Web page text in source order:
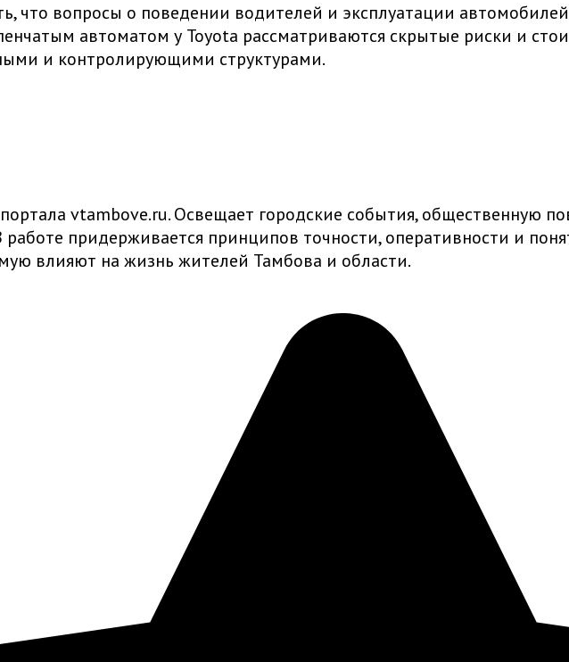
что вопросы о поведении водителей и эксплуатации
автоматом у Toyota рассматриваются скрытые риски и
и контролирующими структурами.
vtambove.ru. Освещает городские события, общественную
работе придерживается принципов точности, оперативности и
влияют на жизнь жителей Тамбова и области.